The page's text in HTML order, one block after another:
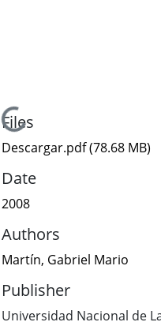
Loading...
Files
Descargar.pdf(78.68 MB)
Date
2008
Authors
Martín, Gabriel Mario
Publisher
Universidad Nacional de